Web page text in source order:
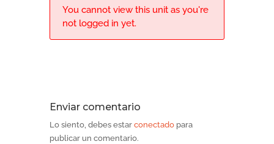
You cannot view this unit as you're
not logged in yet.
Enviar comentario
Lo siento, debes estar conectadopara
publicar un comentario.